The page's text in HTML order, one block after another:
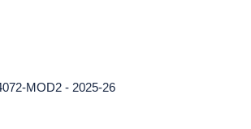
MOD2 - 2025-26